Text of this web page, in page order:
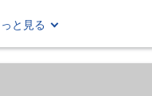
と見る